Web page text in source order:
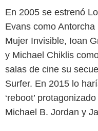
En 2005 se estrenó
Evans como
Mujer Invisible, Ioan
y Michael Chiklis
salas de cine su
Surfer. En 2015 lo
‘reboot’
Michael B. Jordan y